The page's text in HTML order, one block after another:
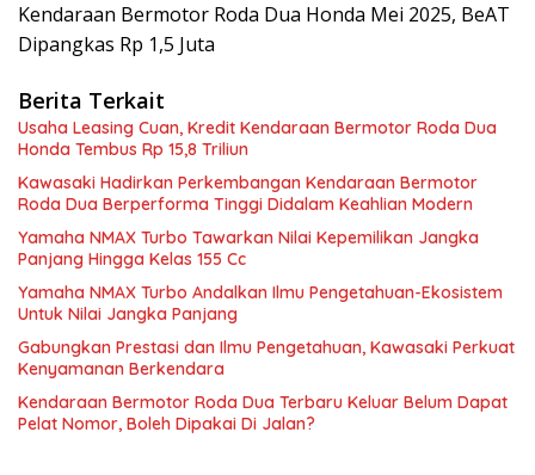
Kendaraan Bermotor Roda Dua Honda Mei 2025, BeAT
Dipangkas Rp 1,5 Juta
Berita Terkait
Usaha Leasing Cuan, Kredit Kendaraan Bermotor Roda Dua
Honda Tembus Rp 15,8 Triliun
Kawasaki Hadirkan Perkembangan Kendaraan Bermotor
Roda Dua Berperforma Tinggi Didalam Keahlian Modern
Yamaha NMAX Turbo Tawarkan Nilai Kepemilikan Jangka
Panjang Hingga Kelas 155 Cc
Yamaha NMAX Turbo Andalkan Ilmu Pengetahuan-Ekosistem
Untuk Nilai Jangka Panjang
Gabungkan Prestasi dan Ilmu Pengetahuan, Kawasaki Perkuat
Kenyamanan Berkendara
Kendaraan Bermotor Roda Dua Terbaru Keluar Belum Dapat
Pelat Nomor, Boleh Dipakai Di Jalan?